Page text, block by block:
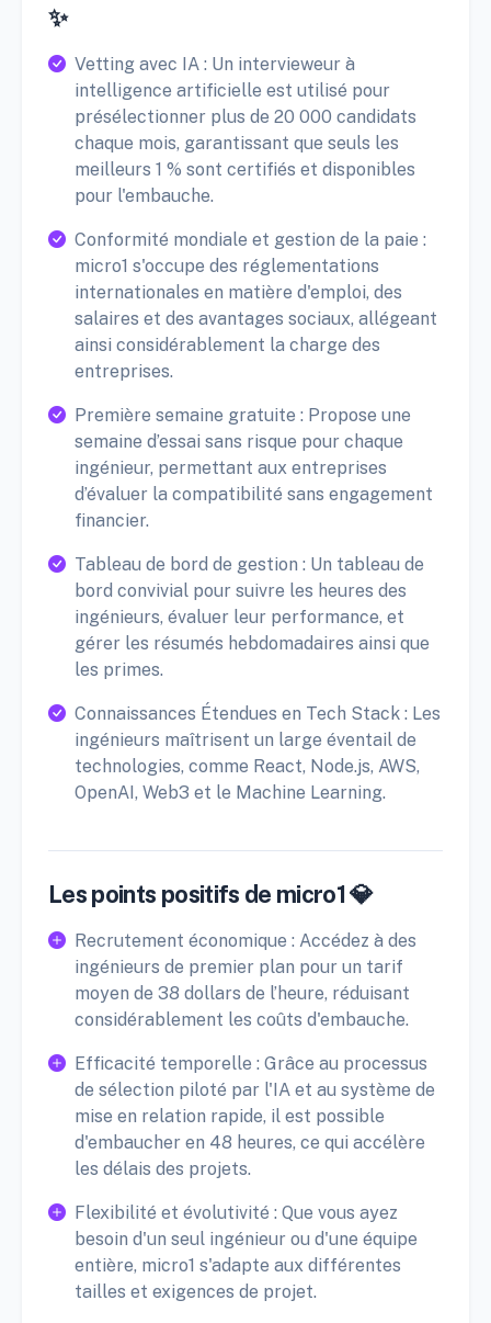
✨
Vetting avec IA : Un intervieweur à
intelligence artificielle est utilisé pour
présélectionner plus de 20 000 candidats
chaque mois, garantissant que seuls les
meilleurs 1 % sont certifiés et disponibles
pour l'embauche.
Conformité mondiale et gestion de la paie :
micro1 s'occupe des réglementations
internationales en matière d'emploi, des
salaires et des avantages sociaux, allégeant
ainsi considérablement la charge des
entreprises.
Première semaine gratuite : Propose une
semaine d’essai sans risque pour chaque
ingénieur, permettant aux entreprises
d’évaluer la compatibilité sans engagement
financier.
Tableau de bord de gestion : Un tableau de
bord convivial pour suivre les heures des
ingénieurs, évaluer leur performance, et
gérer les résumés hebdomadaires ainsi que
les primes.
Connaissances Étendues en Tech Stack : Les
ingénieurs maîtrisent un large éventail de
technologies, comme React, Node.js, AWS,
OpenAI, Web3 et le Machine Learning.
Les points positifs de micro1 💎
Recrutement économique : Accédez à des
ingénieurs de premier plan pour un tarif
moyen de 38 dollars de l’heure, réduisant
considérablement les coûts d'embauche.
Efficacité temporelle : Grâce au processus
de sélection piloté par l'IA et au système de
mise en relation rapide, il est possible
d'embaucher en 48 heures, ce qui accélère
les délais des projets.
Flexibilité et évolutivité : Que vous ayez
besoin d'un seul ingénieur ou d'une équipe
entière, micro1 s'adapte aux différentes
tailles et exigences de projet.